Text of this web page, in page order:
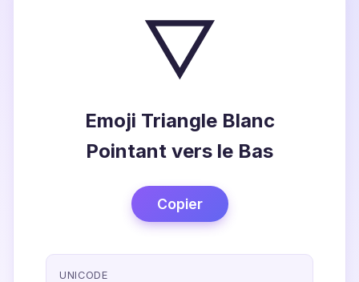
▽
Emoji Triangle Blanc
Pointant vers le Bas
Copier
UNICODE